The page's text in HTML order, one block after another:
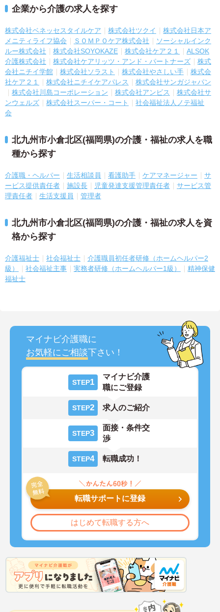
企業から介護の求人を探す
株式会社ベネッセスタイルケア 株式会社ツクイ
株式会社日本ア
メニティライフ協会
ＳＯＭＰＯケア株式会社
ソーシャルインク
ルー株式会社
株式会社SOYOKAZE 株式会社ケア２１
ALSOK
介護株式会社
株式会社ケアリッツ・アンド・パートナーズ
株式
会社ニチイ学館
株式会社ソラスト 株式会社やさしい手
株式会
社ケア２１
株式会社ニチイケアパレス
株式会社サンガジャパン
株式会社川島コーポレーション
株式会社アンビス
株式会社サ
ンウェルズ
株式会社スーパー・コート
社会福祉法人ノテ福祉
会
北九州市小倉北区(福岡県)の介護・福祉の求人を職
種から探す
介護職・ヘルパー 生活相談員 看護助手 ケアマネージャー
サ
ービス提供責任者
施設長 児童発達支援管理責任者
サービス管
理責任者
生活支援員 管理者
北九州市小倉北区(福岡県)の介護・福祉の求人を資
格から探す
介護福祉士 社会福祉士
介護職員初任者研修（ホームヘルパー2
級）
社会福祉主事 実務者研修（ホームヘルパー1級）
精神保健
福祉士
マイナビ介護職に
お気軽にご相談下さい！
STEP1
マイナビ介護
職にご登録
STEP2 求人のご紹介
STEP3
面接・条件交
渉
STEP4 転職成功！
転職サポートに登録
はじめて転職する方へ